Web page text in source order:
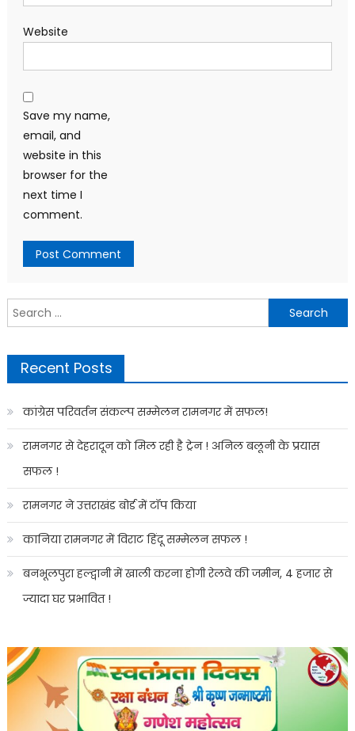
Website
Save my name,
email, and
website in this
browser for the
next time I
comment.
Search
for:
Recent Posts
कांग्रेस परिवर्तन संकल्प सम्मेलन रामनगर में सफल!
रामनगर से देहरादून को मिल रही है ट्रेन ! अनिल बलूनी के प्रयास
सफल !
रामनगर ने उत्तराखंड बोर्ड में टॉप किया
कानिया रामनगर में विराट हिंदू सम्मेलन सफल !
बनभूलपुरा हल्द्वानी में खाली करना होगी रेलवे की जमीन, 4 हजार से
ज्यादा घर प्रभावित !